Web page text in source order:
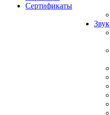
Сертификаты
Звук